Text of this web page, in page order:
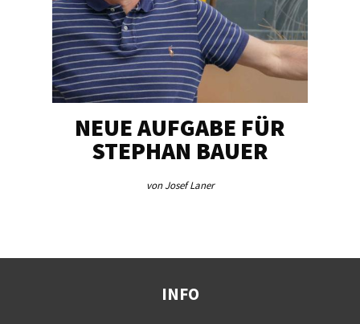
NEUE AUFGABE FÜR
STEPHAN BAUER
von Josef Laner
INFO